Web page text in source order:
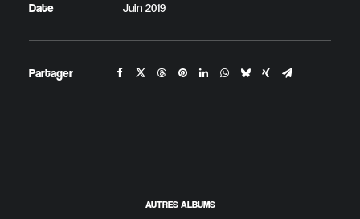
Date Juin 2019
Partager
AUTRES ALBUMS